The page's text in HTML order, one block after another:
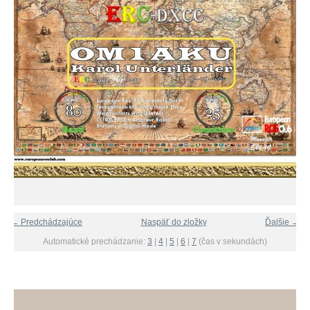
← Predchádzajúce Ďalšie →
Naspäť do zložky
Automatické prechádzanie: 3 4 5 6 7 (čas v sekundách)